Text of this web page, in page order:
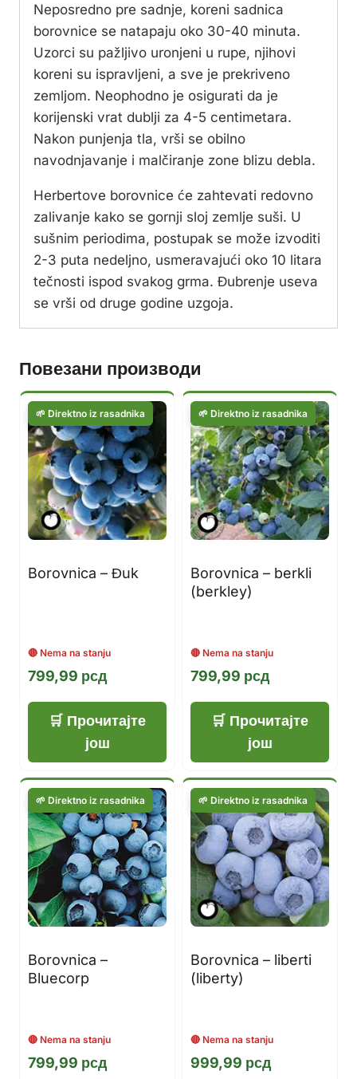
Neposredno pre sadnje, koreni sadnica
borovnice se natapaju oko 30-40 minuta.
Uzorci su pažljivo uronjeni u rupe, njihovi
koreni su ispravljeni, a sve je prekriveno
zemljom. Neophodno je osigurati da je
korijenski vrat dublji za 4-5 centimetara.
Nakon punjenja tla, vrši se obilno
navodnjavanje i malčiranje zone blizu debla.
Herbertove borovnice će zahtevati redovno
zalivanje kako se gornji sloj zemlje suši. U
sušnim periodima, postupak se može izvoditi
2-3 puta nedeljno, usmeravajući oko 10 litara
tečnosti ispod svakog grma. Đubrenje useva
se vrši od druge godine uzgoja.
Повезани производи
Borovnica – Đuk
799,99 рсд
Прочитајте
још
Borovnica – berkli
(berkley)
799,99 рсд
Прочитајте
још
Borovnica –
Bluecorp
799,99 рсд
Borovnica – liberti
(liberty)
999,99 рсд